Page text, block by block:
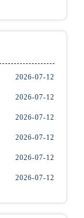
2026-07-12
2026-07-12
2026-07-12
2026-07-12
2026-07-12
2026-07-12